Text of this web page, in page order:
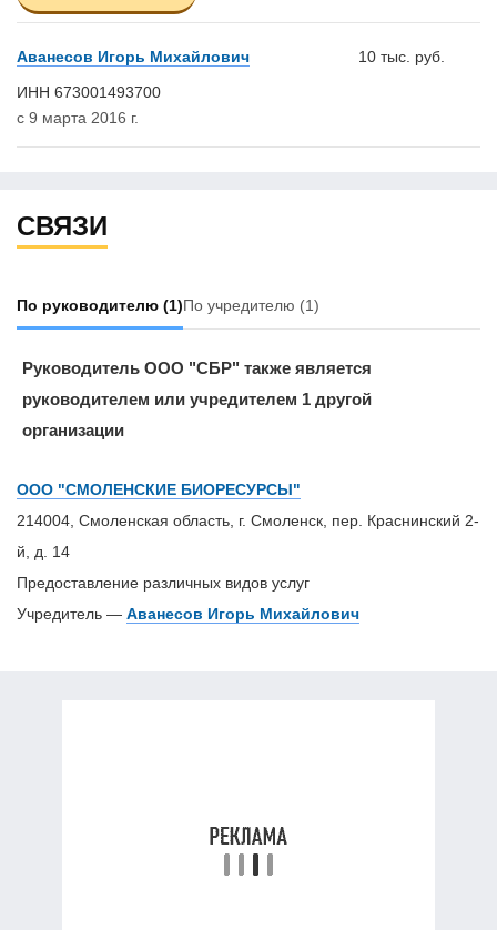
Аванесов Игорь Михайлович
ИНН 673001493700
с 9 марта 2016 г.
10 тыс. руб.
СВЯЗИ
По руководителю (1)По учредителю (1)
Руководитель ООО "СБР" также является
руководителем или учредителем 1 другой
организации
ООО "СМОЛЕНСКИЕ БИОРЕСУРСЫ"
214004, Смоленская область, г. Смоленск, пер. Краснинский 2-
й, д. 14
Предоставление различных видов услуг
Учредитель — Аванесов Игорь Михайлович